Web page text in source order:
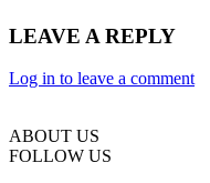
LEAVE A REPLY
Log in to leave a comment
ABOUT US
FOLLOW US